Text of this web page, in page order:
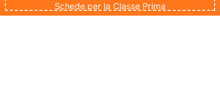
Schede per la Classe Prima